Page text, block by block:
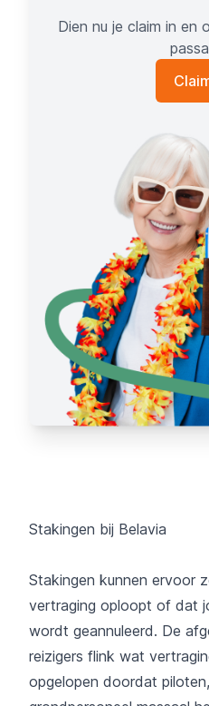
Dien nu je claim in
Stakingen bij Belavia
Stakingen kunnen ervoor
vertraging oploopt of dat
wordt geannuleerd. De
reizigers flink wat
opgelopen doordat